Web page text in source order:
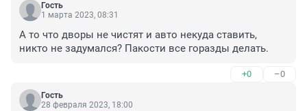
Гость
1 марта 2023, 08:31
А то что дворы не чистят и авто некуда ставить,
никто не задумался? Пакости все горазды делать.
+0 –0
Гость
28 февраля 2023, 18:00